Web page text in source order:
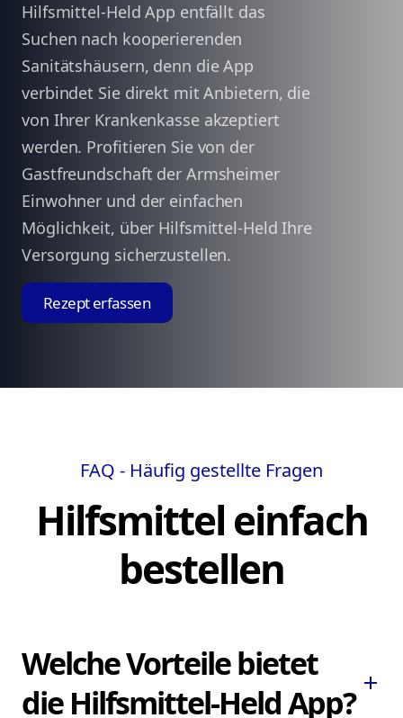
Hilfsmittel-Held App entfällt das
Suchen nach kooperierenden
Sanitätshäusern, denn die App
verbindet Sie direkt mit Anbietern, die
von Ihrer Krankenkasse akzeptiert
werden. Profitieren Sie von der
Gastfreundschaft der Armsheimer
Einwohner und der einfachen
Möglichkeit, über Hilfsmittel-Held Ihre
Versorgung sicherzustellen.
Rezept erfassen
FAQ - Häufig gestellte Fragen
Hilfsmittel einfach
bestellen
Welche Vorteile bietet
die Hilfsmittel-Held App? add